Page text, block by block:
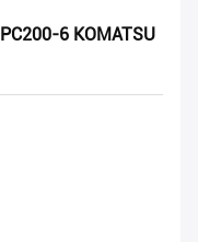
PC200-6 KOMATSU